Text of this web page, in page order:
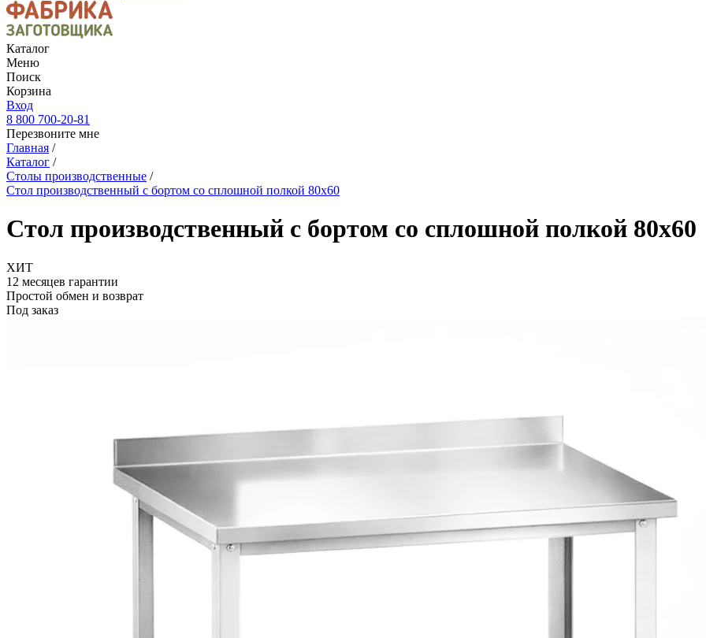
Каталог
Меню
Поиск
Корзина
Вход
8 800 700-20-81
Перезвоните мне
Главная /
Каталог /
Столы производственные /
Стол производственный с бортом со сплошной полкой 80х60
Стол производственный с бортом со сплошной полкой 80х60
ХИТ
12 месяцев гарантии
Простой обмен и возврат
Под заказ